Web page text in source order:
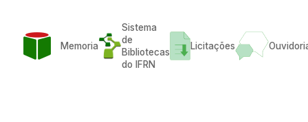
Memoria
Sistema
de
Bibliotecas
do IFRN
Licitações